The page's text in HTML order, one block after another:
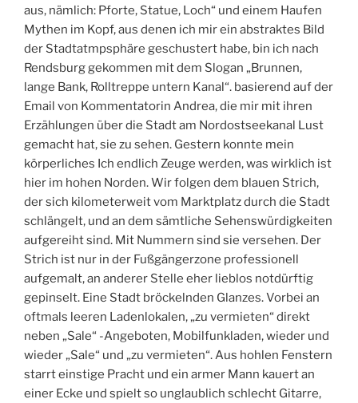
aus, nämlich: Pforte, Statue, Loch“ und einem Haufen
Mythen im Kopf, aus denen ich mir ein abstraktes Bild
der Stadtatmpsphäre geschustert habe, bin ich nach
Rendsburg gekommen mit dem Slogan „Brunnen,
lange Bank, Rolltreppe untern Kanal“. basierend auf der
Email von Kommentatorin Andrea, die mir mit ihren
Erzählungen über die Stadt am Nordostseekanal Lust
gemacht hat, sie zu sehen. Gestern konnte mein
körperliches Ich endlich Zeuge werden, was wirklich ist
hier im hohen Norden. Wir folgen dem blauen Strich,
der sich kilometerweit vom Marktplatz durch die Stadt
schlängelt, und an dem sämtliche Sehenswürdigkeiten
aufgereiht sind. Mit Nummern sind sie versehen. Der
Strich ist nur in der Fußgängerzone professionell
aufgemalt, an anderer Stelle eher lieblos notdürftig
gepinselt. Eine Stadt bröckelnden Glanzes. Vorbei an
oftmals leeren Ladenlokalen, „zu vermieten“ direkt
neben „Sale“ -Angeboten, Mobilfunkladen, wieder und
wieder „Sale“ und „zu vermieten“. Aus hohlen Fenstern
starrt einstige Pracht und ein armer Mann kauert an
einer Ecke und spielt so unglaublich schlecht Gitarre,